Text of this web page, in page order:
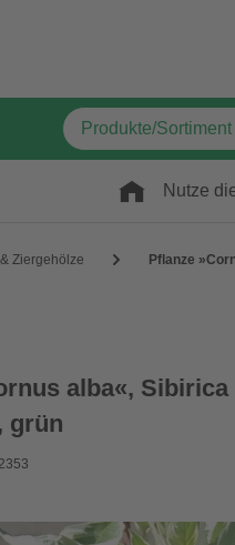
Nutze
Ziergehölze Pflanze
alba«, Sibirica
grün